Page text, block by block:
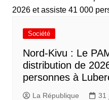
Société
Nord-Kivu : Le
distribution de
personnes à
La République 31